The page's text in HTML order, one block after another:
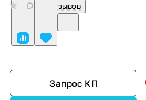
Нет отзывов
Запрос КП